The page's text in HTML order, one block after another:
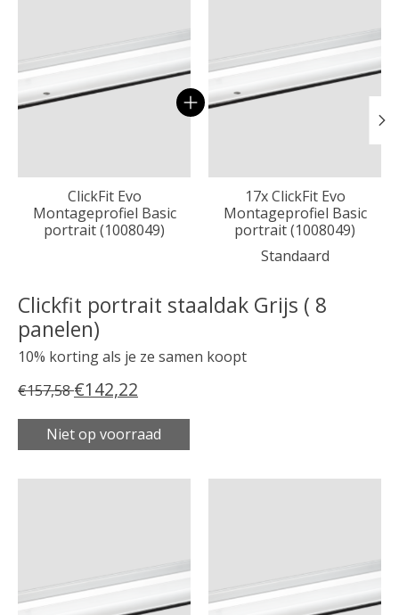
ClickFit Evo
Montageprofiel Basic
portrait (1008049)
17x ClickFit Evo
Montageprofiel Basic
portrait (1008049)
Standaard
Clickfit portrait staaldak Grijs ( 8
panelen)
10% korting als je ze samen koopt
€157,58€142,22
Niet op voorraad